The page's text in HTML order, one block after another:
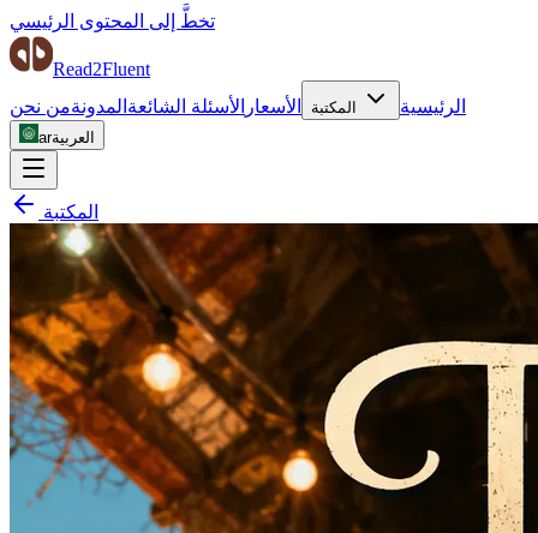
تخطَّ إلى المحتوى الرئيسي
Read2Fluent
الرئيسية
المكتبة الأسعار الأسئلة الشائعة المدونةمن نحن
arالعربية
المكتبة